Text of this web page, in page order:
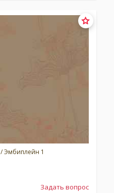
Эмбиплейн 1
Задать вопрос